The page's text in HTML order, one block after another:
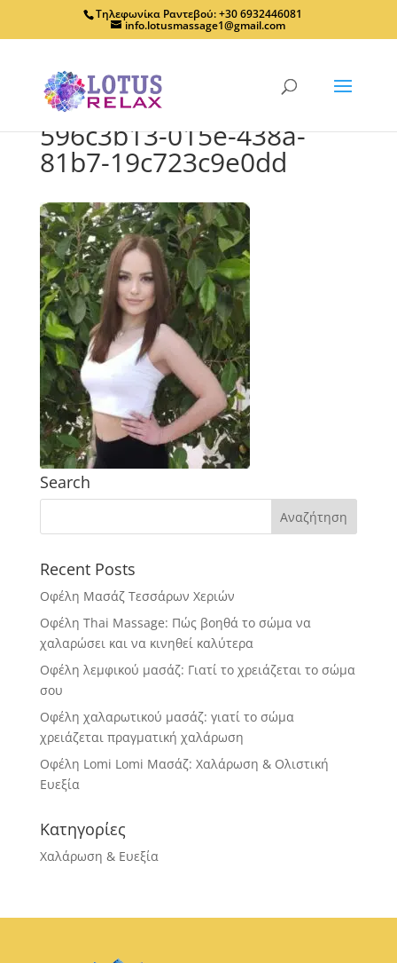
Τηλεφωνίκα Ραντεβού: +30 6932446081
info.lotusmassage1@gmail.com
596c3b13-015e-438a-
81b7-19c723c9e0dd
Search
Recent Posts
Οφέλη Μασάζ Τεσσάρων Χεριών
Οφέλη Thai Massage: Πώς βοηθά το σώμα να
χαλαρώσει και να κινηθεί καλύτερα
Οφέλη λεμφικού μασάζ: Γιατί το χρειάζεται το σώμα
σου
Οφέλη χαλαρωτικού μασάζ: γιατί το σώμα
χρειάζεται πραγματική χαλάρωση
Οφέλη Lomi Lomi Μασάζ: Χαλάρωση & Ολιστική
Ευεξία
Κατηγορίες
Χαλάρωση & Ευεξία